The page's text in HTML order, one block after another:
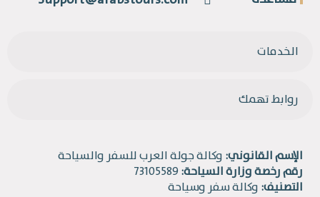
الخدمات
روابط تهمك
الإسم القانوني: وكالة جولة العرب للسفر والسياحة
رقم رخصة وزارة السياحة:
التصنيف: وكالة سفر وسياحة